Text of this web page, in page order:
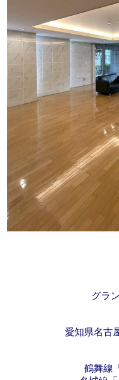
グラ
愛知県名古
鶴舞線